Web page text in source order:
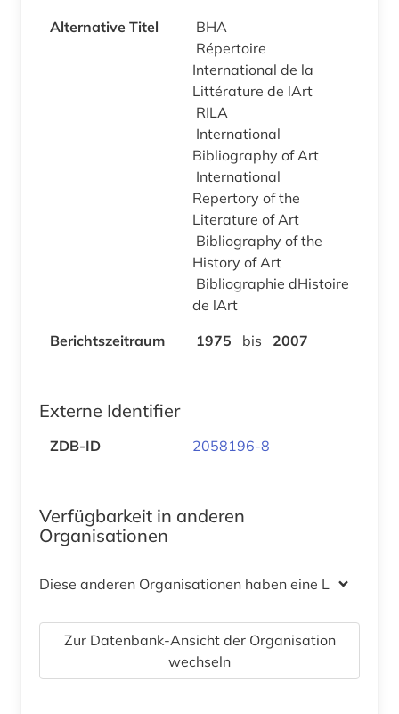
Alternative Titel
BHA
Répertoire
International de la
Littérature de lArt
RILA
International
Bibliography of Art
International
Repertory of the
Literature of Art
Bibliography of the
History of Art
Bibliographie dHistoire
de lArt
Berichtszeitraum
1975 bis 2007
Externe Identifier
ZDB-ID 2058196-8
Verfügbarkeit in anderen
Organisationen
Diese anderen Organisationen haben eine Lizenz
Zur Datenbank-Ansicht der Organisation
wechseln